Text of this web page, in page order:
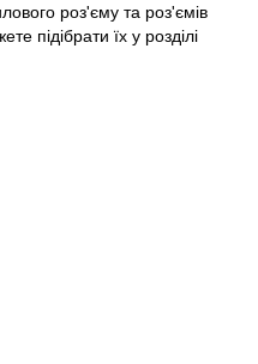
роз'єму та роз'ємів
підібрати їх у розділі